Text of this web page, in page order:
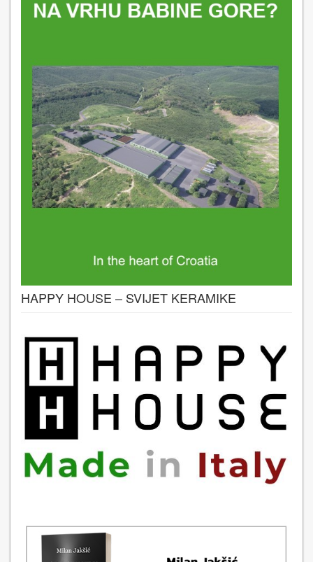
HAPPY HOUSE – SVIJET KERAMIKE